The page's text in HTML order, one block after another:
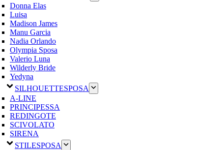
Donna Elas
Luisa
Madison James
Manu Garcia
Nadia Orlando
Olympia Sposa
Valerio Luna
Wilderly Bride
Yedyna
SILHOUETTESPOSA
A-LINE
PRINCIPESSA
REDINGOTE
SCIVOLATO
SIRENA
STILESPOSA